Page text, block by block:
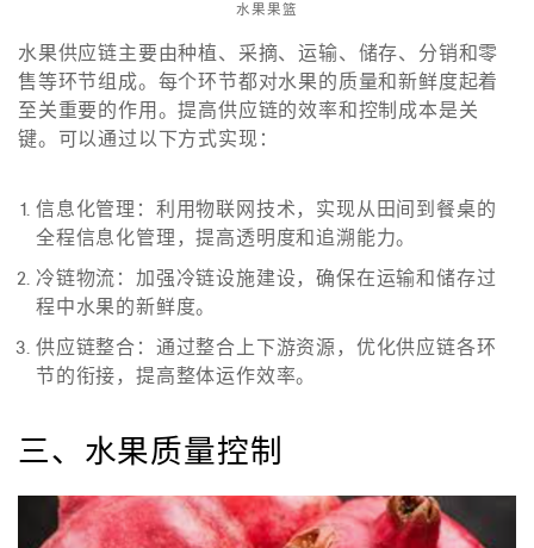
水果果篮
水果供应链主要由种植、采摘、运输、储存、分销和零
售等环节组成。每个环节都对水果的质量和新鲜度起着
至关重要的作用。提高供应链的效率和控制成本是关
键。可以通过以下方式实现：
信息化管理 ：利用物联网技术，实现从田间到餐桌的
全程信息化管理，提高透明度和追溯能力。
冷链物流：加强冷链设施建设，确保在运输和储存过
程中水果的新鲜度。
供应链整合：通过整合上下游资源，优化供应链各环
节的衔接，提高整体运作效率。
三、水果质量控制